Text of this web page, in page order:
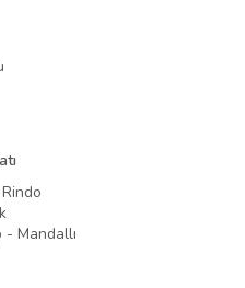
- Mandallı